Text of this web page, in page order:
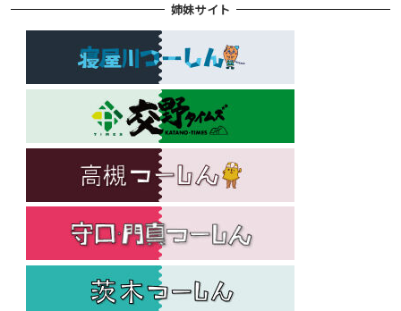
姉妹サイト